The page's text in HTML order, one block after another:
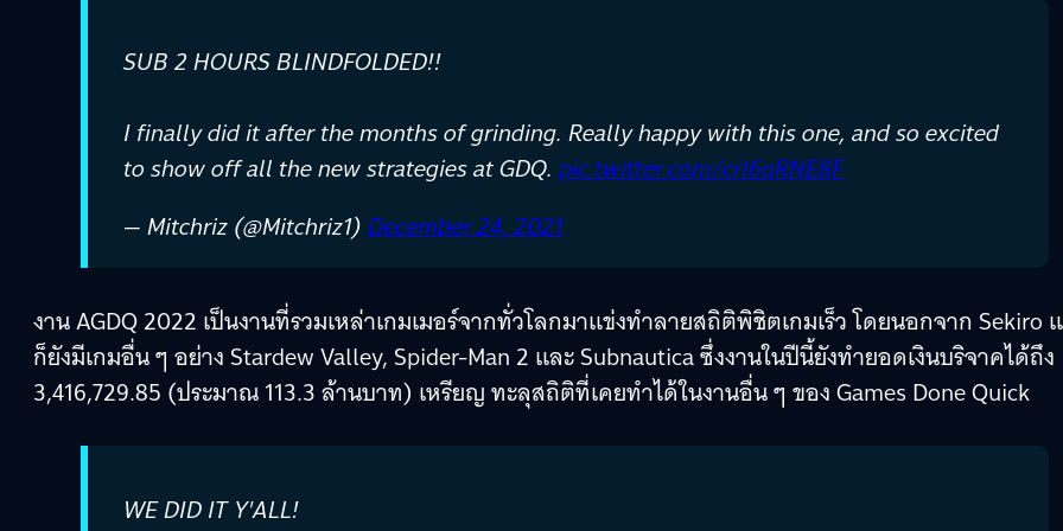
SUB 2 HOURS BLINDFOLDED!!
I finally did it after the months of grinding. Really happy with this one, and so excited
to show off all the new strategies at GDQ. pic.twitter.com/crI6oRNE8F
— Mitchriz (@Mitchriz1)December 24, 2021
งาน AGDQ 2022 เป็นงานที่รวมเหล่าเกมเมอร์จากทั่วโลกมาแข่งทำลายสถิติพิชิตเกมเร็ว โดยนอกจาก Sekiro
ก็ยังมีเกมอื่น ๆ อย่าง Stardew Valley, Spider-Man 2 และ Subnautica ซึ่งงานในปีนี้ยังทำยอดเงินบริจาคได้ถึง
3,416,729.85 (ประมาณ 113.3 ล้านบาท) เหรียญ ทะลุสถิติที่เคยทำได้ในงานอื่น ๆ ของ Games Done Quick
WE DID IT Y'ALL!